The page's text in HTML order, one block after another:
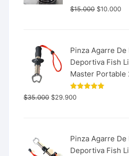
$15.000 $10.000
Pinza Agarre De
Deportiva Fish
Master Portable
Valorado
con
$35.000 $29.900
Pinza Agarre De
Deportiva Fish